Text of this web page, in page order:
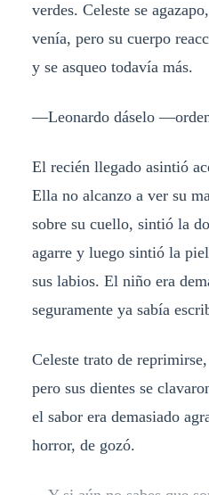
verdes. Celeste se
venía, pero su cuerpo
y se asqueo todavía más.
—Leonardo dáselo
El recién llegado asintió
Ella no alcanzo a ver su
sobre su cuello, sintió la
agarre y luego sintió la
sus labios. El niño era
seguramente ya sabía
Celeste trato de
pero sus dientes se
el sabor era demasiado
horror, de gozó.